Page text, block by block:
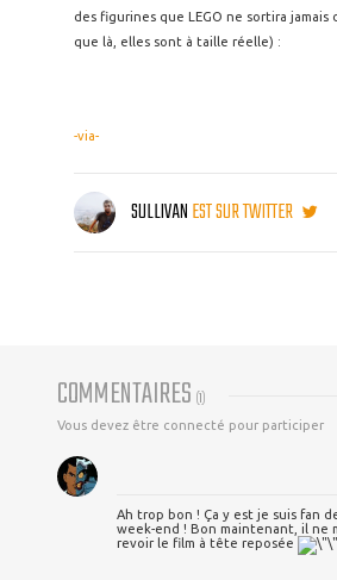
des figurines que LEGO ne sortira
que là, elles sont à taille réelle) :
-via-
SULLIVANEST SUR TWITTER
COMMENTAIRES (1)
Vous devez être connecté pour participer
Ah trop bon ! Ça y est je suis fan
week-end ! Bon maintenant, il ne
revoir le film à tête reposée